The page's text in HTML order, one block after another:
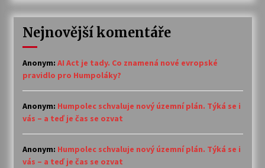
Nejnovější komentáře
Anonym: AI Act je tady. Co znamená nové evropské
pravidlo pro Humpoláky?
Anonym: Humpolec schvaluje nový územní plán. Týká se i
vás – a teď je čas se ozvat
Anonym: Humpolec schvaluje nový územní plán. Týká se i
vás – a teď je čas se ozvat